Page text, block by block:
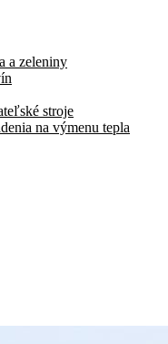
a zeleniny
stroje
na výmenu tepla